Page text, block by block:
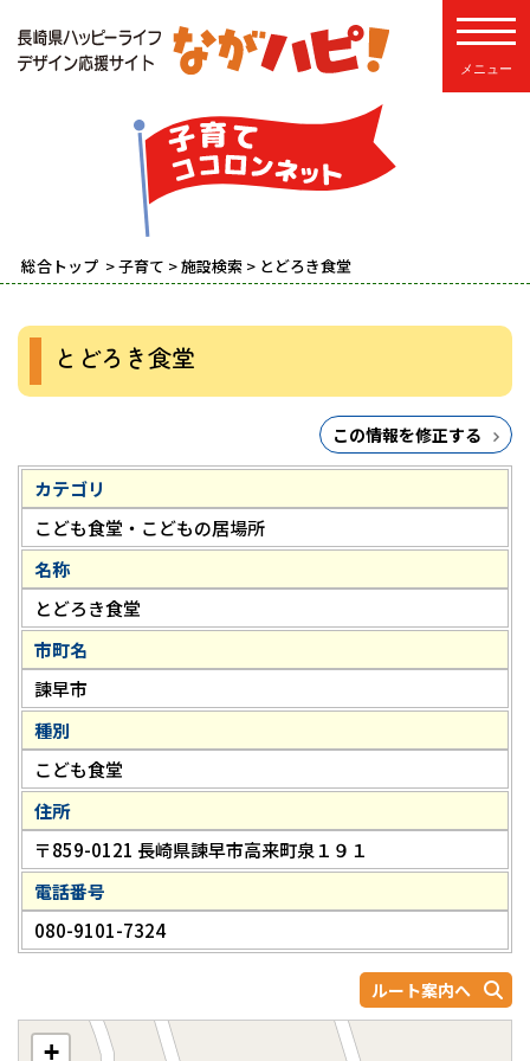
総合トップ >子育て >施設検索 > とどろき食堂
とどろき食堂
この情報を修正する
カテゴリ
こども食堂・こどもの居場所
名称
とどろき食堂
市町名
諫早市
種別
こども食堂
住所
〒859-0121 長崎県諫早市高来町泉１９１
電話番号
080-9101-7324
ルート案内へ
+